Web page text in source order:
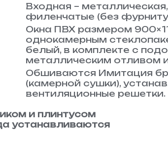
Входная –
филенчатые (без
Окна ПВХ размером
однокамерным
белый, в комплекте с
металлическим отливом
Обшиваются Имитация
(камерной сушки),
вентиляционные решетки.
и плинтусом
устанавливаются